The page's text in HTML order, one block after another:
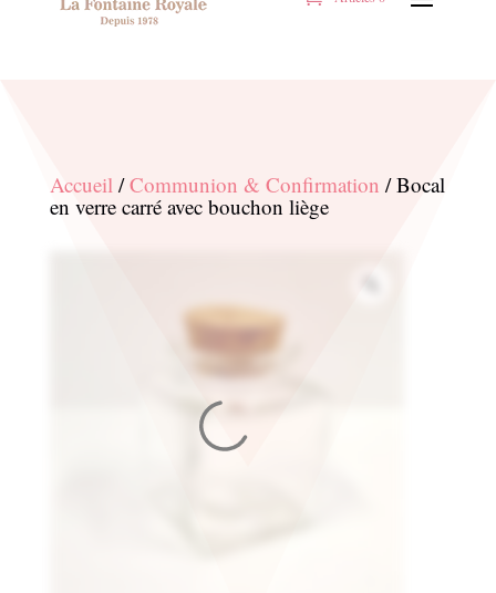
Accueil/Communion & Confirmation / Bocal
en verre carré avec bouchon liège